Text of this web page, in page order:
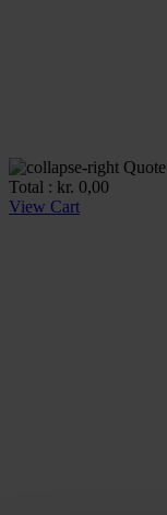
Total : kr. 0,00
View Cart